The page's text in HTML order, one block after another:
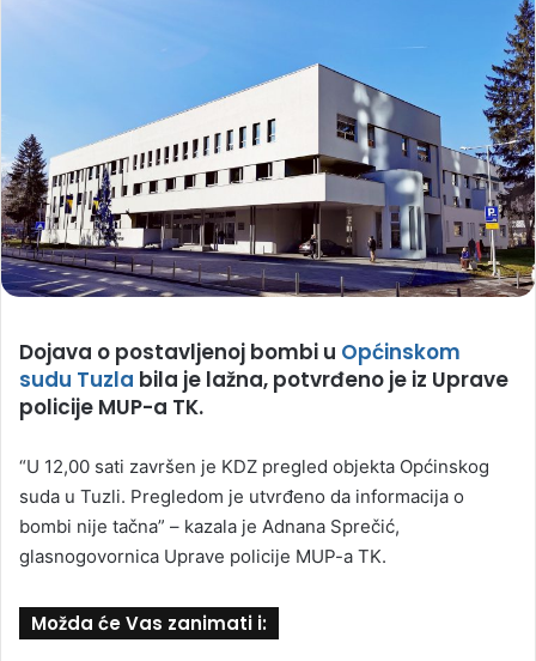
Dojava o postavljenoj bombi u Općinskom
sudu Tuzla bila je lažna, potvrđeno je iz Uprave
policije MUP-a TK.
“U 12,00 sati završen je KDZ pregled objekta Općinskog
suda u Tuzli. Pregledom je utvrđeno da informacija o
bombi nije tačna” – kazala je Adnana Sprečić,
glasnogovornica Uprave policije MUP-a TK.
Možda će Vas zanimati i: